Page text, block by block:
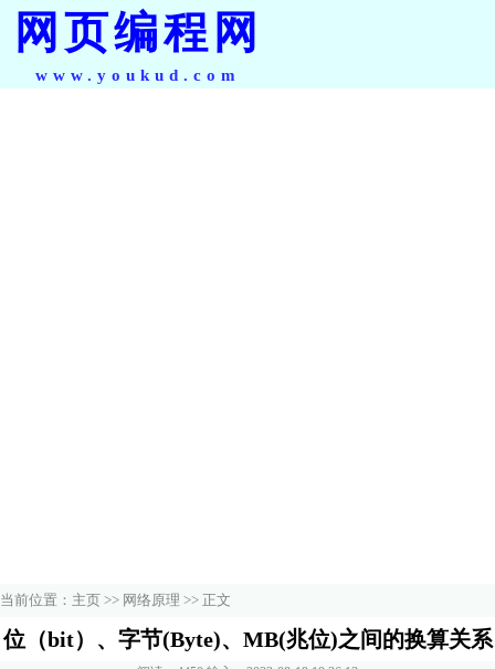
网页编程网
www.youkud.com
当前位置： 主页 >> 网络原理 >> 正文
位（bit）、字节(Byte)、MB(兆位)之间的换算关系